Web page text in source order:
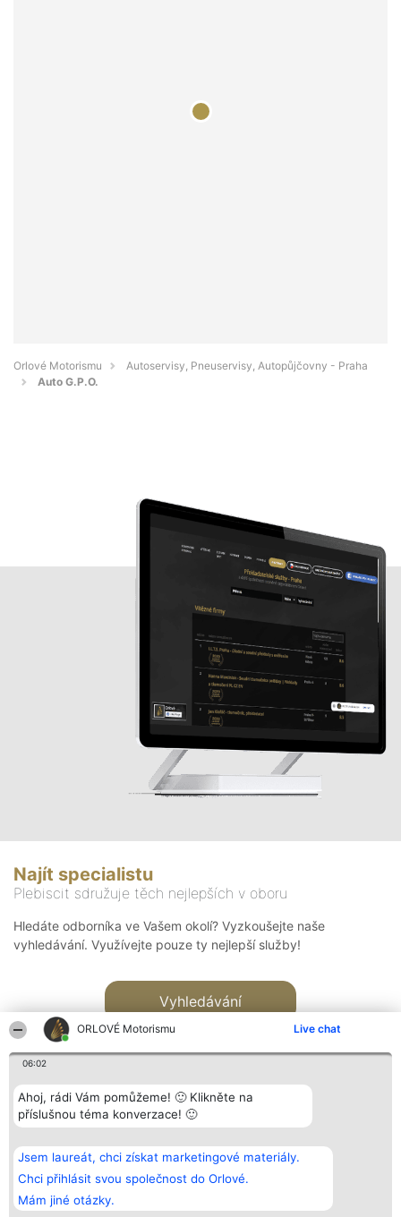
ORLOVÉ Motorismu Live chat
06:02
Ahoj, rádi Vám pomůžeme! 🙂 Klikněte na
příslušnou téma konverzace! 🙂
Jsem laureát, chci získat marketingové materiály.
Chci přihlásit svou společnost do Orlové.
Mám jiné otázky.
Orlové Motorismu
Autoservisy, Pneuservisy, Autopůjčovny - Praha
Auto G.P.O.
Najít specialistu
Plebiscit sdružuje těch nejlepších v oboru
Hledáte odborníka ve Vašem okolí? Vyzkoušejte naše
vyhledávání. Využívejte pouze ty nejlepší služby!
Vyhledávání
Bright Side Solutions sp. z o.
o. sp. k.
ul. Ruska 22
Wrocław 50-079
KRS 0000749100 | Regon
381313360 | NIP 8943132676
Vítězové
Seznam všech
laureátů
Zásady
Zásady
Kontakt